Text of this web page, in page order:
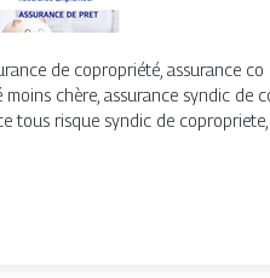
de copropriété, assurance
chère, assurance syndic de
risque syndic de copropriete,